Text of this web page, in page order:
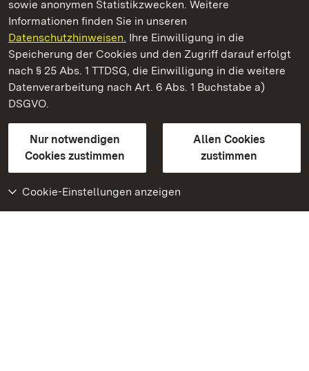
sowie anonymen Statistikzwecken. Weitere
Informationen finden Sie in unseren
Datenschutzhinweisen. Ihre Einwilligung in die
Speicherung der Cookies und den Zugriff darauf erfolgt
nach § 25 Abs. 1 TTDSG, die Einwilligung in die weitere
Datenverarbeitung nach Art. 6 Abs. 1 Buchstabe a)
DSGVO.
Nur notwendigen
Cookies zustimmen
Allen Cookies
zustimmen
Cookie-Einstellungen anzeigen
Schloss Kirchheim
Staatliche Schlösser und Gärten Baden-Württemberg
Kontakt
GebärdenspracheLeichte Sprache
Erklärung zur Barrierefreiheit
BITV-konform (geprüfte Seiten)
Weiteres